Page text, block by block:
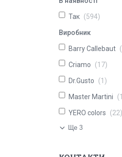
Так 594
Виробник
Barry Callebaut
Criamo 17
Dr.Gusto 1
Master Martini 1
YERO colors 22
Ще 3